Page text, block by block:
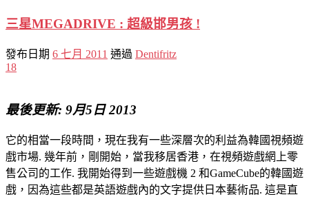
三星MEGADRIVE : 超級邯男孩 !
發布日期 6 七月 2011 通過 Dentifritz
18
最後更新: 9月5日 2013
它的相當一段時間，現在我有一些深層次的利益為韓國視頻遊
戲市場. 幾年前，剛開始，當我移居香港，在視頻遊戲網上零
售公司的工作. 我開始得到一些遊戲機 2 和GameCube的韓國遊
戲，因為這些都是英語遊戲內的文字提供日本藝術品. 這是直